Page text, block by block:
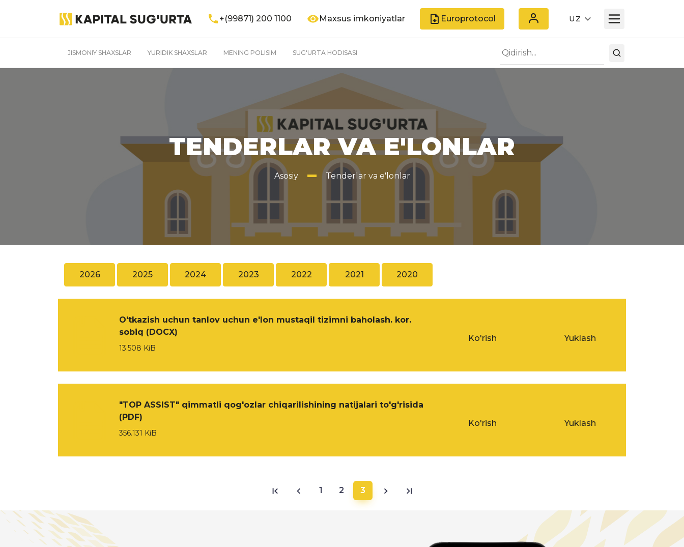
+(99871) 200 1100 Maxsus imkoniyatlar Europrotocol UZ
JISMONIY SHAXSLAR YURIDIK SHAXSLAR MENING POLISIM SUG'URTA HODISASI
TENDERLAR VA E'LONLAR
Asosiy Tenderlar va e'lonlar
2026 2025 2024 2023 2022 2021 2020
O'tkazish uchun tanlov uchun e'lon mustaqil tizimni baholash. kor.
sobiq (DOCX)
13.508 KiB
Ko'rish Yuklash
"TOP ASSIST" qimmatli qog'ozlar chiqarilishining natijalari to'g'risida
(PDF)
356.131 KiB
Ko'rish Yuklash
1 2 3